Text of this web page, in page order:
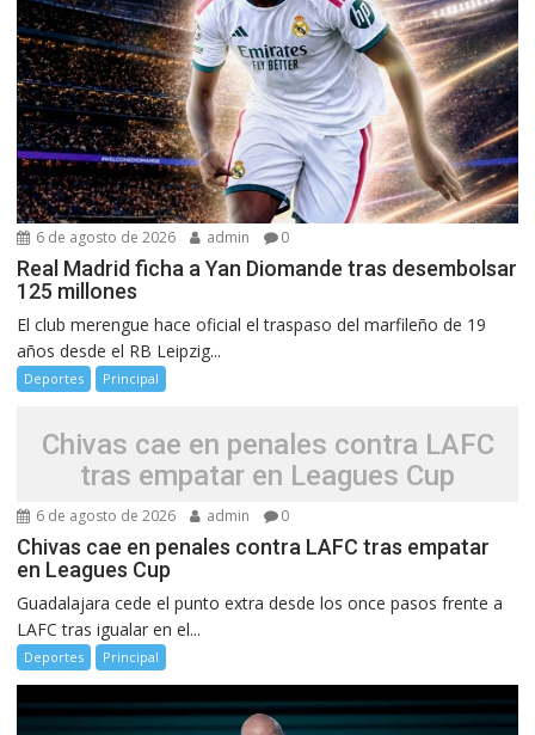
6 de agosto de 2026 admin 0
Real Madrid ficha a Yan Diomande tras desembolsar
125 millones
El club merengue hace oficial el traspaso del marfileño de 19
años desde el RB Leipzig...
Deportes Principal
Chivas cae en penales contra LAFC
tras empatar en Leagues Cup
6 de agosto de 2026 admin 0
Chivas cae en penales contra LAFC tras empatar
en Leagues Cup
Guadalajara cede el punto extra desde los once pasos frente a
LAFC tras igualar en el...
Deportes Principal